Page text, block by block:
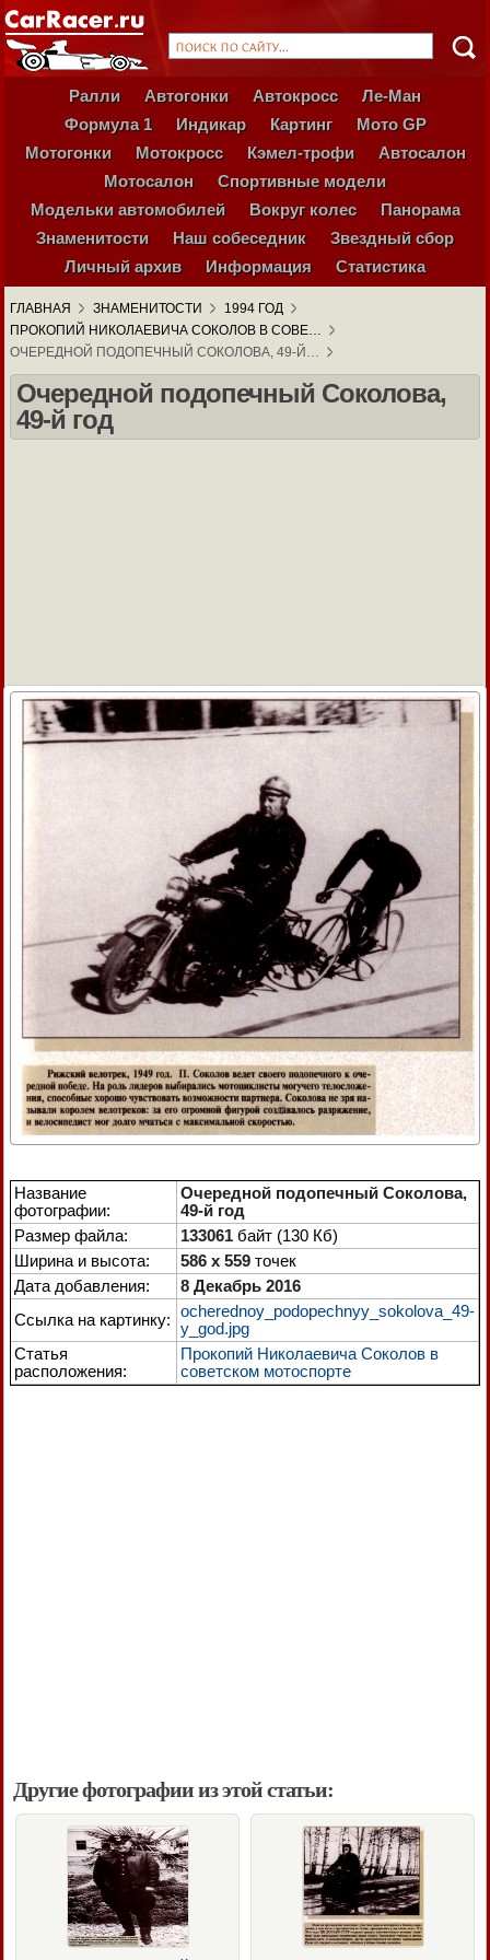
Ралли Автогонки Автокросс
Ле-Ман
Формула 1
Индикар Картинг
Мото GP
Мотогонки
Мотокросс Кэмел-трофи
Автосалон
Мотосалон
Спортивные модели
Модельки автомобилей
Вокруг колес
Панорама
Знаменитости
Наш собеседник
Звездный сбор
Личный архив
Информация Статистика
ГЛАВНАЯ ЗНАМЕНИТОСТИ
1994 ГОД
ПРОКОПИЙ НИКОЛАЕВИЧА СОКОЛОВ В СОВЕ…
ОЧЕРЕДНОЙ ПОДОПЕЧНЫЙ СОКОЛОВА, 49-Й…
Очередной подопечный Соколова,
49-й год
Название
фотографии:
Очередной подопечный Соколова,
49-й год
Размер файла:
133061 байт (130 Кб)
Ширина и высота:
586 x 559 точек
Дата добавления:
8 Декабрь 2016
Ссылка на картинку: ocherednoy_podopechnyy_sokolova_49-
y_god.jpg
Статья
расположения:
Прокопий Николаевича Соколов в
советском мотоспорте
Другие фотографии из этой статьи: